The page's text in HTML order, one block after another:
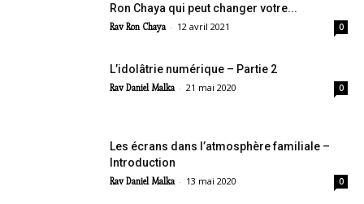
Ron Chaya qui peut changer votre...
Rav Ron Chaya - 12 avril 2021 0
L’idolâtrie numérique – Partie 2
Rav Daniel Malka - 21 mai 2020 0
Les écrans dans l’atmosphère familiale –
Introduction
Rav Daniel Malka - 13 mai 2020 0